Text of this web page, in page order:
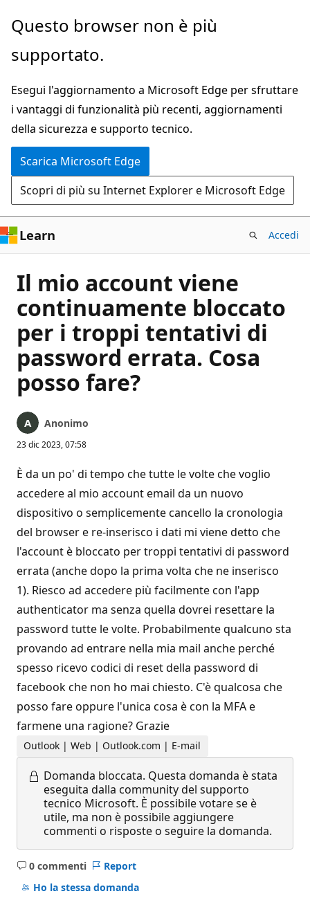
Ignora
passa
contenuto
principale
Questo browser non è più
supportato.
Esegui l'aggiornamento a Microsoft Edge per sfruttare
i vantaggi di funzionalità più recenti, aggiornamenti
della sicurezza e supporto tecnico.
Scarica Microsoft Edge
Scopri di più su Internet Explorer e Microsoft Edge
Learn Accedi
Il mio account viene
continuamente bloccato
per i troppi tentativi di
password errata. Cosa
posso fare?
Anonimo
23 dic 2023, 07:58
È da un po' di tempo che tutte le volte che voglio
accedere al mio account email da un nuovo
dispositivo o semplicemente cancello la cronologia
del browser e re-inserisco i dati mi viene detto che
l'account è bloccato per troppi tentativi di password
errata (anche dopo la prima volta che ne inserisco
1). Riesco ad accedere più facilmente con l'app
authenticator ma senza quella dovrei resettare la
password tutte le volte. Probabilmente qualcuno sta
provando ad entrare nella mia mail anche perché
spesso ricevo codici di reset della password di
facebook che non ho mai chiesto. C'è qualcosa che
posso fare oppure l'unica cosa è con la MFA e
farmene una ragione? Grazie
Outlook | Web | Outlook.com | E-mail
Domanda bloccata. Questa domanda è stata
eseguita dalla community del supporto
tecnico Microsoft. È possibile votare se è
utile, ma non è possibile aggiungere
commenti o risposte o seguire la domanda.
0 commenti
Nessun
commento
Report
Ho la stessa domanda